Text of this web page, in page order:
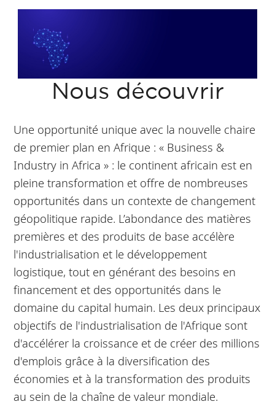
Nous découvrir
Une opportunité unique avec la nouvelle chaire
de premier plan en Afrique : « Business &
Industry in Africa » : le continent africain est en
pleine transformation et offre de nombreuses
opportunités dans un contexte de changement
géopolitique rapide. L’abondance des matières
premières et des produits de base accélère
l'industrialisation et le développement
logistique, tout en générant des besoins en
financement et des opportunités dans le
domaine du capital humain. Les deux principaux
objectifs de l'industrialisation de l'Afrique sont
d'accélérer la croissance et de créer des millions
d'emplois grâce à la diversification des
économies et à la transformation des produits
au sein de la chaîne de valeur mondiale.